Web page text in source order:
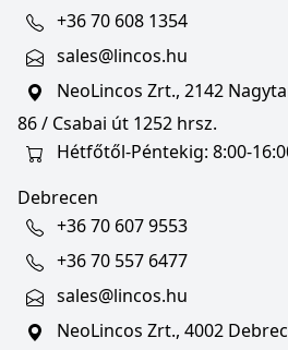
+36 70 608 1354
sales@lincos.hu
NeoLincos Zrt., 2142
86 / Csabai út 1252 hrsz.
Hétfőtől-Péntekig: 8:00-
Debrecen
+36 70 607 9553
+36 70 557 6477
sales@lincos.hu
NeoLincos Zrt., 4002